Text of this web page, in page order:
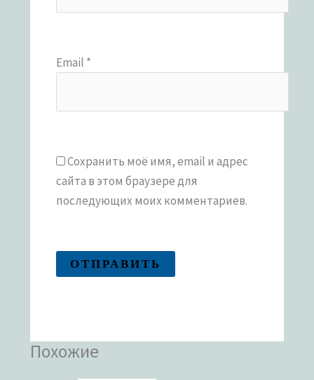
Email *
Сохранить моё имя, email и адрес
сайта в этом браузере для
последующих моих комментариев.
Похожие